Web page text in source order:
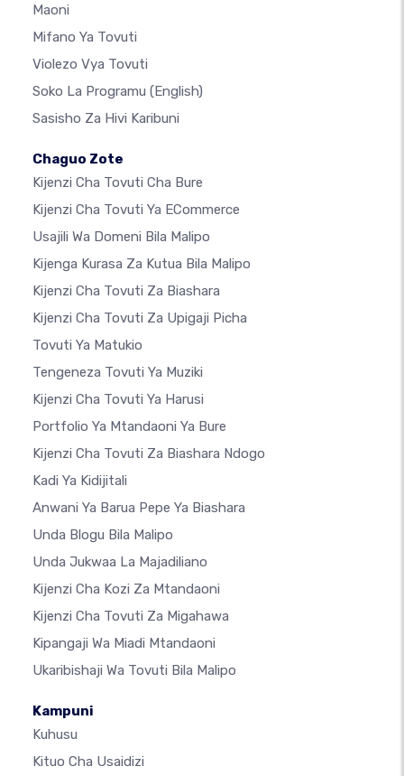
Maoni
Mifano Ya Tovuti
Violezo Vya Tovuti
Soko La Programu (English)
Sasisho Za Hivi Karibuni
Chaguo Zote
Kijenzi Cha Tovuti Cha Bure
Kijenzi Cha Tovuti Ya ECommerce
Usajili Wa Domeni Bila Malipo
Kijenga Kurasa Za Kutua Bila Malipo
Kijenzi Cha Tovuti Za Biashara
Kijenzi Cha Tovuti Za Upigaji Picha
Tovuti Ya Matukio
Tengeneza Tovuti Ya Muziki
Kijenzi Cha Tovuti Ya Harusi
Portfolio Ya Mtandaoni Ya Bure
Kijenzi Cha Tovuti Za Biashara Ndogo
Kadi Ya Kidijitali
Anwani Ya Barua Pepe Ya Biashara
Unda Blogu Bila Malipo
Unda Jukwaa La Majadiliano
Kijenzi Cha Kozi Za Mtandaoni
Kijenzi Cha Tovuti Za Migahawa
Kipangaji Wa Miadi Mtandaoni
Ukaribishaji Wa Tovuti Bila Malipo
Kampuni
Kuhusu
Kituo Cha Usaidizi